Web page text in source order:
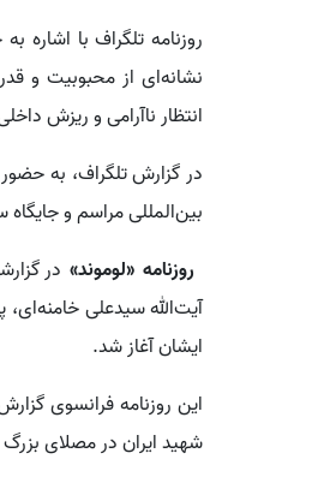
روزنامه تلگراف با
نشانه‌ای از محبوبیت و
انتظار ناآرامی و ریزش
بین‌المللی مراسم و
روزنامه «لوموند» در
آیت‌الله سیدعلی
ایشان آغاز شد.
این روزنامه فرانسوی
شهید ایران در مصلای